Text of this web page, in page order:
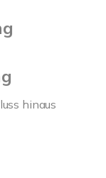
hinaus